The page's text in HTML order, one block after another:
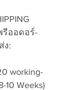
รีออดอร์-
ง:
working-
10 Weeks)